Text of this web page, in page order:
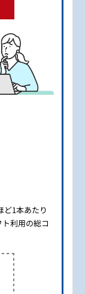
ど1本あたり
利用の総コ